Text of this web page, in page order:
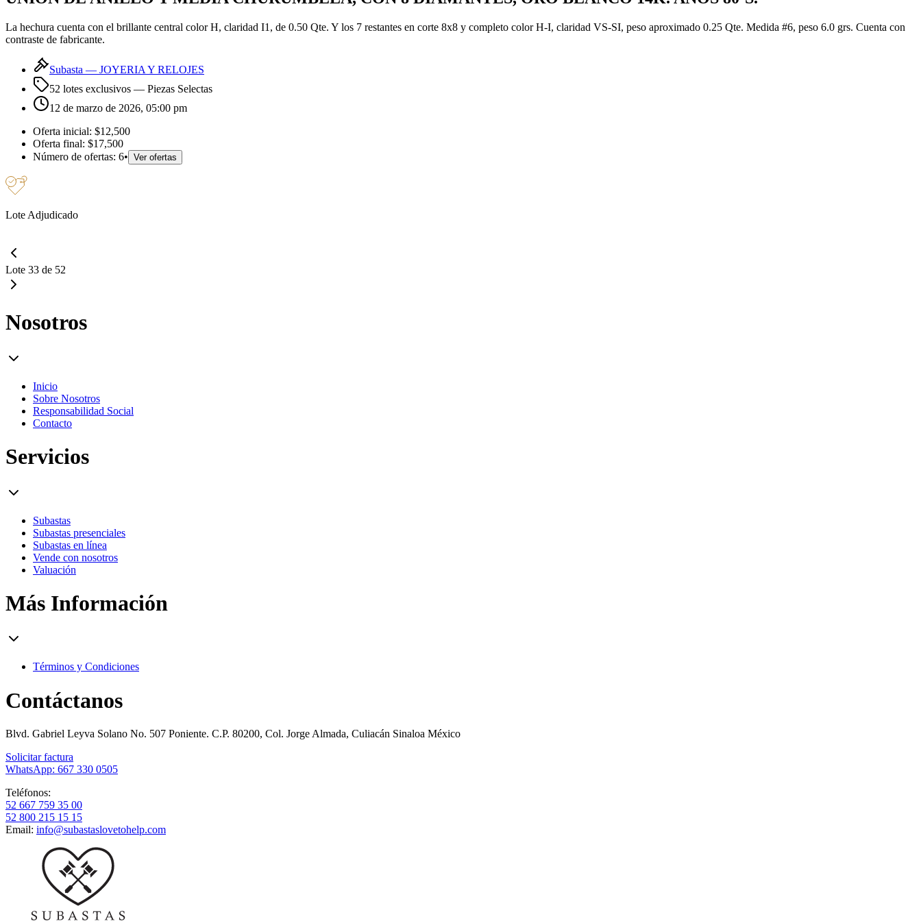
La hechura cuenta con el brillante central color H, claridad I1, de 0.50 Qte. Y los 7 restantes en corte 8x8 y completo color H-I, claridad VS-SI, peso aproximado 0.25 Qte. Medida #6, peso 6.0 grs. Cuenta con
contraste de fabricante.
Subasta — JOYERIA Y RELOJES
52 lotes exclusivos — Piezas Selectas
12 de marzo de 2026, 05:00 pm
Oferta inicial: $12,500
Oferta final: $17,500
Número de ofertas: 6• Ver ofertas
Lote Adjudicado
Lote 33 de 52
Nosotros
Inicio
Sobre Nosotros
Responsabilidad Social
Contacto
Servicios
Subastas
Subastas presenciales
Subastas en línea
Vende con nosotros
Valuación
Más Información
Términos y Condiciones
Contáctanos
Blvd. Gabriel Leyva Solano No. 507 Poniente. C.P. 80200, Col. Jorge Almada, Culiacán Sinaloa México
Solicitar factura
WhatsApp: 667 330 0505
Teléfonos:
52 667 759 35 00
52 800 215 15 15
Email: info@subastaslovetohelp.com